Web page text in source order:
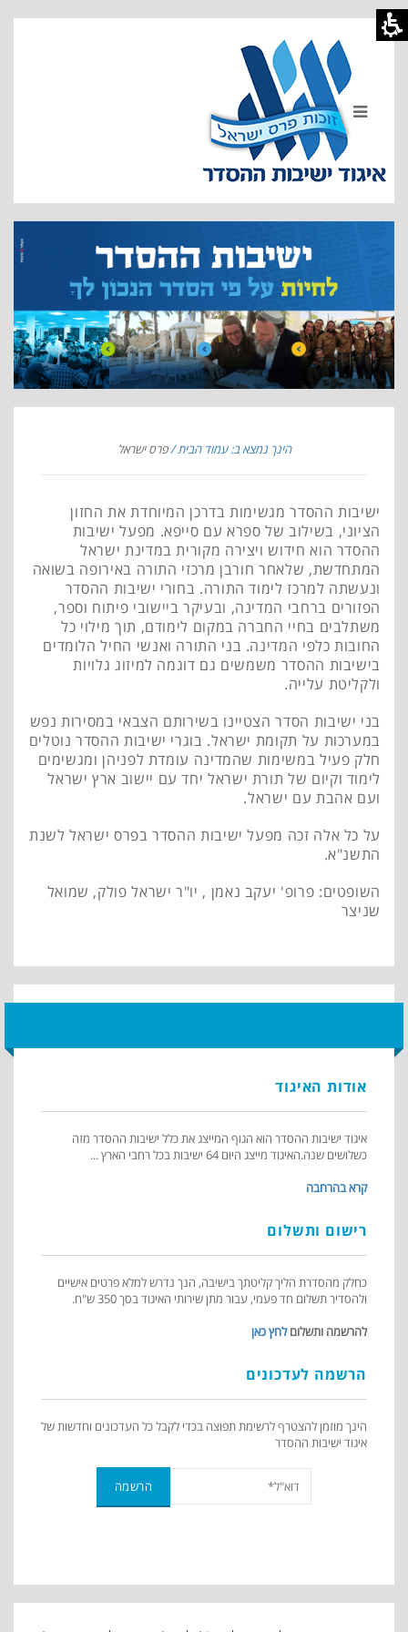
הינך נמצא ב: עמוד הבית פרס ישראל
ישיבות ההסדר מגשימות בדרכן המיוחדת את החזון
הציוני, בשילוב של ספרא עם סייפא. מפעל ישיבות
ההסדר הוא חידוש ויצירה מקורית במדינת ישראל
המתחדשת, שלאחר חורבן מרכזי התורה באירופה בשואה
ונעשתה למרכז לימוד התורה. בחורי ישיבות ההסדר
הפזורים ברחבי המדינה, ובעיקר ביישובי פיתוח וספר,
משתלבים בחיי החברה במקום לימודם, תוך מילוי כל
החובות כלפי המדינה. בני התורה ואנשי החיל הלומדים
בישיבות ההסדר משמשים גם דוגמה למיזוג גלויות
ולקליטת עלייה.
בני ישיבות הסדר הצטיינו בשירותם הצבאי במסירות נפש
במערכות על תקומת ישראל. בוגרי ישיבות ההסדר נוטלים
חלק פעיל במשימות שהמדינה עומדת לפניהן ומגשימים
לימוד וקיום של תורת ישראל יחד עם יישוב ארץ ישראל
ועם אהבת עם ישראל.
על כל אלה זכה מפעל ישיבות ההסדר בפרס ישראל לשנת
התשנ"א.
השופטים: פרופ' יעקב נאמן , יו"ר ישראל פולק, שמואל
שניצר
אודות האיגוד
איגוד ישיבות ההסדר הוא הגוף המייצג את כלל ישיבות ההסדר מזה
כשלושים שנה.האיגוד מייצג היום 64 ישיבות בכל רחבי הארץ ...
קרא בהרחבה
רישום ותשלום
כחלק מהסדרת הליך קליטתך בישיבה, הנך נדרש למלא פרטים אישיים
ולהסדיר תשלום חד פעמי, עבור מתן שירותי האיגוד בסך 350 ש"ח.
להרשמה ותשלוםלחץ כאן
הרשמה לעדכונים
הינך מוזמן להצטרף לרשימת תפוצה בכדי לקבל כל העדכונים וחדשות של
איגוד ישיבות ההסדר